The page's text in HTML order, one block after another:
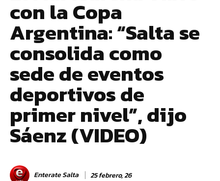
con la Copa
Argentina: “Salta se
consolida como
sede de eventos
deportivos de
primer nivel”, dijo
Sáenz (VIDEO)
Enterate Salta 25 febrero, 26